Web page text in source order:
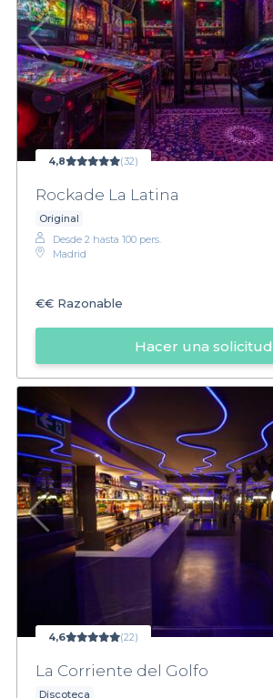
4,8 (32)
Rockade La Latina
Original
Desde 2 hasta 100 pers.
Madrid
€€ Razonable
Hacer una solicitud
4,6 (22)
La Corriente del Golfo
Discoteca